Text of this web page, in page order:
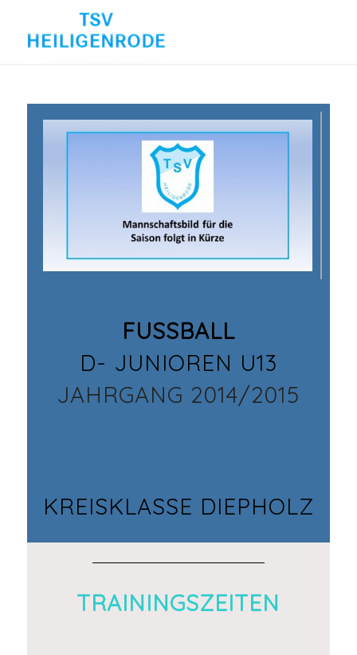
FUSSBALL
D- JUNIOREN U13
JAHRGANG 2014/2015
KREISKLASSE DIEPHOLZ
TRAININGSZEITEN